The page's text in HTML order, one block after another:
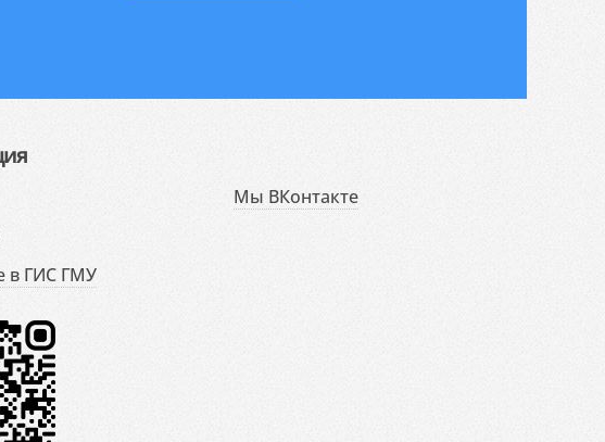
в ГИС ГМУ
Мы ВКонтакте